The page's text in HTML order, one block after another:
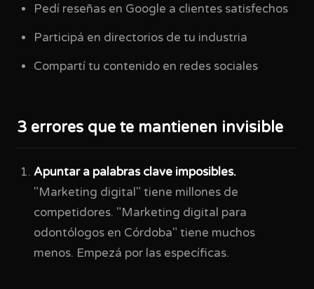
Pedí reseñas en Google a clientes satisfechos
Participá en directorios de tu industria
Compartí tu contenido en redes sociales
3 errores que te mantienen invisible
Apuntar a palabras clave imposibles.
"Marketing digital" tiene millones de
competidores. "Marketing digital para
odontólogos en Córdoba" tiene muchos
menos. Empezá por las específicas.